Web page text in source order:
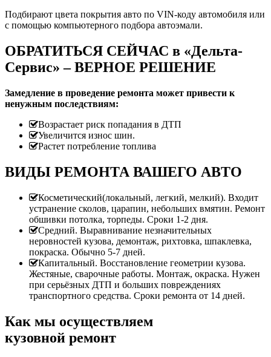
Подбирают цвета покрытия авто по VIN-коду автомобиля или
с помощью компьютерного подбора автоэмали.
ОБРАТИТЬСЯ СЕЙЧАС в «Дельта-
Сервис» – ВЕРНОЕ РЕШЕНИЕ
Замедление в проведение ремонта может привести к
ненужным последствиям:
Возрастает риск попадания в ДТП
Увеличится износ шин.
Растет потребление топлива
ВИДЫ РЕМОНТА ВАШЕГО АВТО
Косметический(локальный, легкий, мелкий). Входит
устранение сколов, царапин, небольших вмятин. Ремонт
обшивки потолка, торпеды. Сроки 1-2 дня.
Средний. Выравнивание незначительных
неровностей кузова, демонтаж, рихтовка, шпаклевка,
покраска. Обычно 5-7 дней.
Капитальный. Восстановление геометрии кузова.
Жестяные, сварочные работы. Монтаж, окраска. Нужен
при серьёзных ДТП и больших повреждениях
транспортного средства. Сроки ремонта от 14 дней.
Как мы осуществляем
кузовной ремонт